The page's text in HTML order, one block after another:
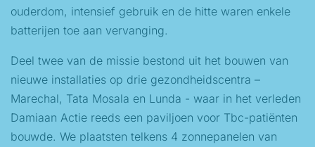
ouderdom, intensief gebruik en de hitte waren enkele
batterijen toe aan vervanging.
Deel twee van de missie bestond uit het bouwen van
nieuwe installaties op drie gezondheidscentra –
Marechal, Tata Mosala en Lunda - waar in het verleden
Damiaan Actie reeds een paviljoen voor Tbc-patiënten
bouwde. We plaatsten telkens 4 zonnepanelen van